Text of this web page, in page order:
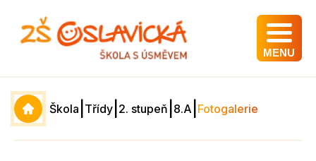
MENU
Škola Třídy 2. stupeň 8.A Fotogalerie